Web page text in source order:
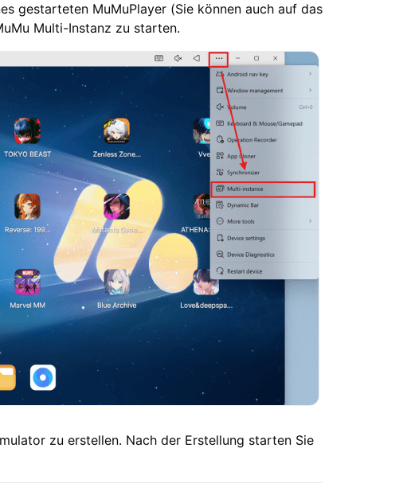
gestarteten MuMuPlayer (Sie können auch auf das
Multi-Instanz zu starten.
zu erstellen. Nach der Erstellung starten Sie